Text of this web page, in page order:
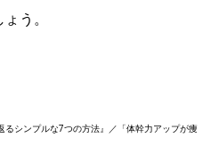
う。
るシンプルな7つの方法』／「体幹力アップが痩